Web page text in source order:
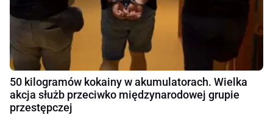
50 kilogramów kokainy w akumulatorach. Wielka
akcja służb przeciwko międzynarodowej grupie
przestępczej